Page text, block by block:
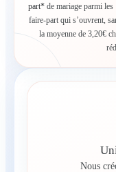
part*de mariage parmi les
faire-part qui s’ouvrent,
la moyenne de 3,20€
Nous